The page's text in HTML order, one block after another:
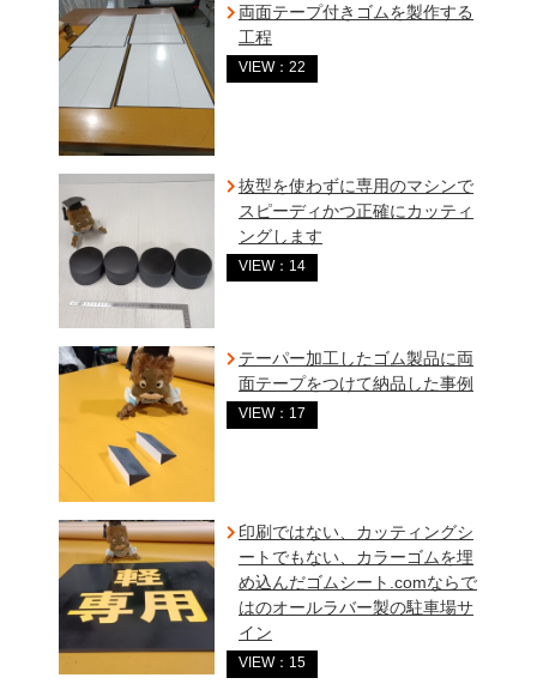
両面テープ付きゴムを製作する
工程
VIEW：22
抜型を使わずに専用のマシンで
スピーディかつ正確にカッティ
ングします
VIEW：14
テーパー加工したゴム製品に両
面テープをつけて納品した事例
VIEW：17
印刷ではない、カッティングシ
ートでもない、カラーゴムを埋
め込んだゴムシート.comならで
はのオールラバー製の駐車場サ
イン
VIEW：15